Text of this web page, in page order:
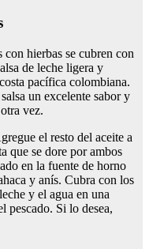
con hierbas se cubren con
de leche ligera y
pacífica colombiana.
un excelente sabor y
vez.
el resto del aceite a
que se dore por ambos
en la fuente de horno
y anís. Cubra con los
y el agua en una
pescado. Si lo desea,